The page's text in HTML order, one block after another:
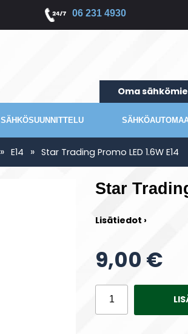
06 231 4930
Oma
SÄHKÖSUUNNITTELU
» E14 » Star Trading Promo LED 1.6W E14
Star
Lisätiedot ›
9,00 €